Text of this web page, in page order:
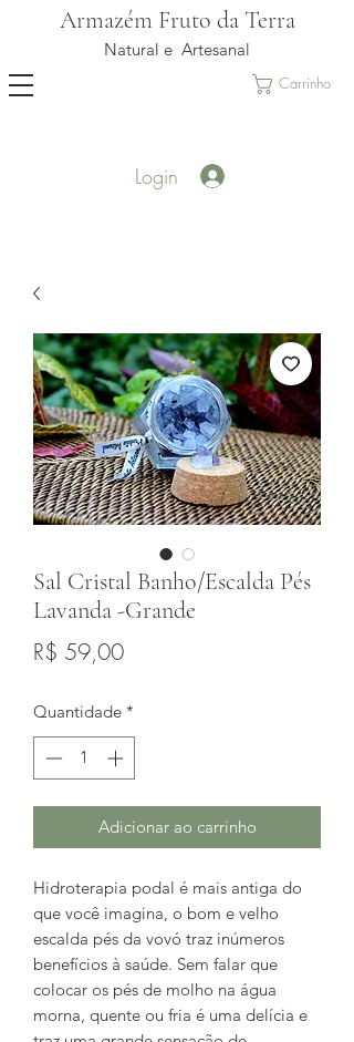
Armazém Fruto da Terra
Natural e Artesanal
Carrinho
Login
Sal Cristal Banho/Escalda Pés
Lavanda -Grande
R$ 59,00Preço
Quantidade *
Adicionar ao carrinho
Hidroterapia podal é mais antiga do
que você imagina, o bom e velho
escalda pés da vovó traz inúmeros
benefícios à saúde. Sem falar que
colocar os pés de molho na água
morna, quente ou fria é uma delícia e